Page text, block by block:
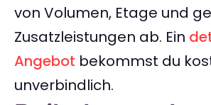
von Volumen, Etage und
Zusatzleistungen ab. Ein
Angebot bekommst du
unverbindlich.